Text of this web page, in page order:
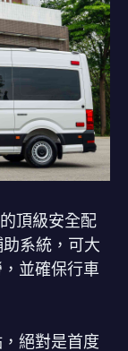
頂級安全配
系統，可大
並確保行車
絕對是首度